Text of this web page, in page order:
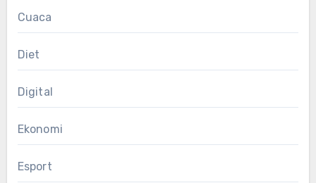
Cuaca
Diet
Digital
Ekonomi
Esport